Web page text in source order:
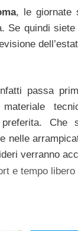
, le giornate
Se quindi
passa
Che
nelle
verranno
e tempo libero